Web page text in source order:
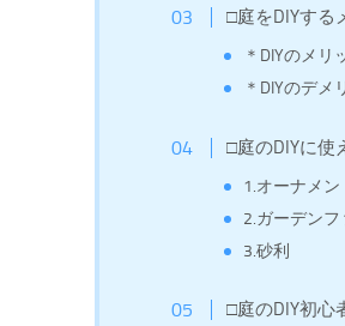
□庭をDIYする
＊DIYのメリ
＊DIYのデメ
□庭のDIYに使
1.オーナメン
2.ガーデン
3.砂利
□庭のDIY初心